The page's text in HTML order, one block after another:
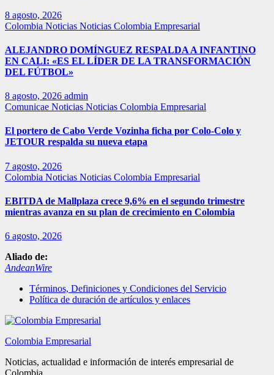
8 agosto, 2026
Colombia Noticias Noticias Colombia Empresarial
ALEJANDRO DOMÍNGUEZ RESPALDA A INFANTINO
EN CALI: «ES EL LÍDER DE LA TRANSFORMACIÓN
DEL FÚTBOL»
8 agosto, 2026 admin
Comunicae Noticias Noticias Colombia Empresarial
El portero de Cabo Verde Vozinha ficha por Colo-Colo y
JETOUR respalda su nueva etapa
7 agosto, 2026
Colombia Noticias Noticias Colombia Empresarial
EBITDA de Mallplaza crece 9,6% en el segundo trimestre
mientras avanza en su plan de crecimiento en Colombia
6 agosto, 2026
Aliado de:
AndeanWire
Términos, Definiciones y Condiciones del Servicio
Política de duración de artículos y enlaces
Colombia Empresarial
Noticias, actualidad e información de interés empresarial de